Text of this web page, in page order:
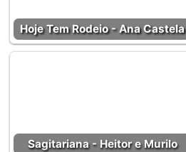
Hoje Tem Rodeio - Ana Castela
Sagitariana - Heitor e Murilo